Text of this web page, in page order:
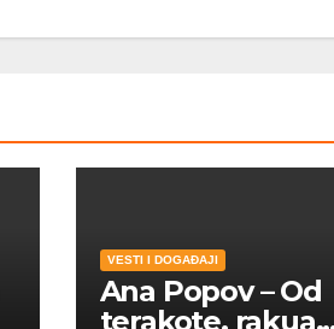
VESTI I DOGAĐAJI
Ana Popov – Od
terakote, rakua,